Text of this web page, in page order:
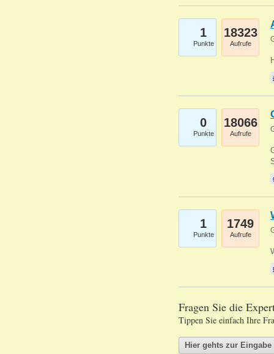
1
Punkte
18323
Aufrufe
0
Punkte
18066
Aufrufe
1
Punkte
1749
Aufrufe
Fragen Sie die
Tippen Sie einfach Ihre